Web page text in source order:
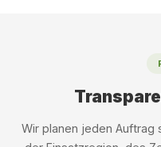
Wir planen jeden Auftrag